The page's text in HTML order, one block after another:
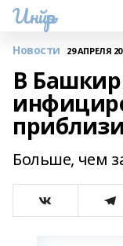
Инйәр
Новости 29 АПРЕЛЯ
В
Больше, чем